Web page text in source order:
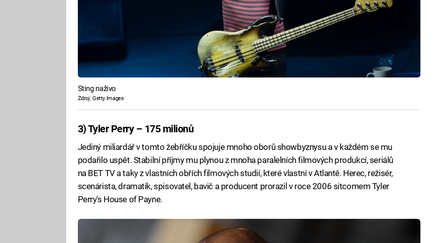
Sting naživo
Zdroj: Getty Images
3) Tyler Perry – 175 milionů
Jediný miliardář v tomto žebříčku spojuje mnoho oborů showbyznysu a v každém se mu
podařilo uspět. Stabilní příjmy mu plynou z mnoha paralelních filmových produkcí, seriálů
na BET TV a taky z vlastních obřích filmových studií, které vlastní v Atlantě. Herec, režisér,
scenárista, dramatik, spisovatel, bavič a producent prorazil v roce 2006 sitcomem Tyler
Perry's House of Payne.